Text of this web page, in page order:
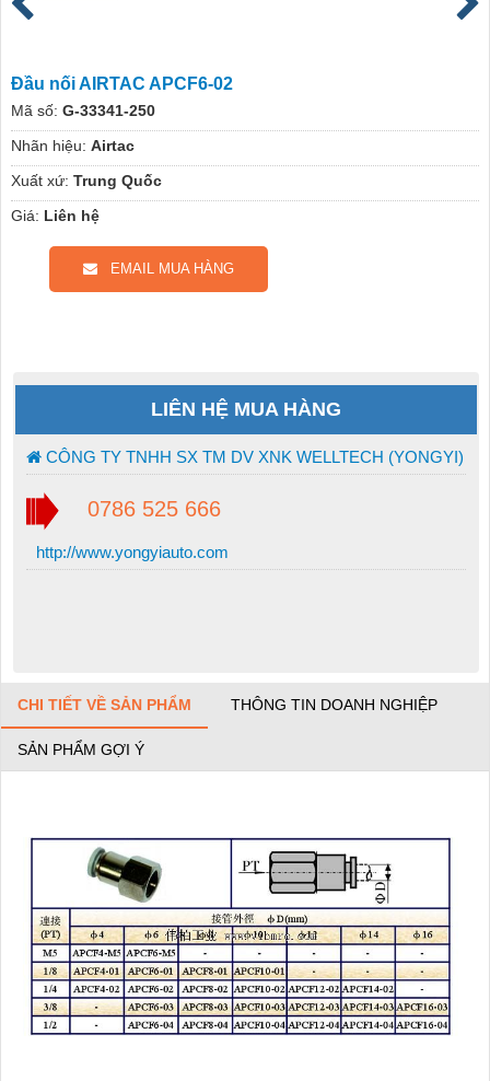
Đầu nối AIRTAC APCF6-02
Mã số: G-33341-250
Nhãn hiệu: Airtac
Xuất xứ: Trung Quốc
Giá: Liên hệ
EMAIL MUA HÀNG
LIÊN HỆ MUA HÀNG
CÔNG TY TNHH SX TM DV XNK WELLTECH (YONGYI)
0786 525 666
http://www.yongyiauto.com
CHI TIẾT VỀ SẢN PHẨM THÔNG TIN DOANH NGHIỆP
SẢN PHẨM GỢI Ý